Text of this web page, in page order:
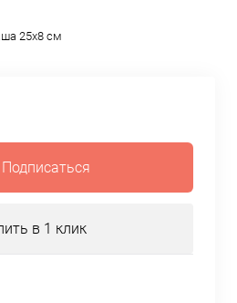
25х8 см
Подписаться
в 1 клик